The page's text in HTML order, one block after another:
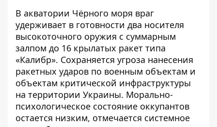
В акватории Чёрного моря враг
удерживает в готовности два носителя
высокоточного оружия с суммарным
залпом до 16 крылатых ракет типа
«Калибр». Сохраняется угроза нанесения
ракетных ударов по военным объектам и
объектам критической инфраструктуры
на территории Украины. Морально-
психологическое состояние оккупантов
остается низким, отмечается системное